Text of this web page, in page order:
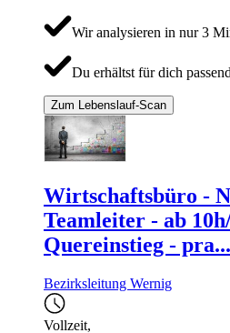
Wir analysieren in nur 3
Du erhältst für dich
Zum Lebenslauf-Scan
Wirtschaftsbüro -
Teamleiter - ab
Quereinstieg - pra...
Bezirksleitung Wernig
Vollzeit,